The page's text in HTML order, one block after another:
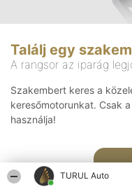
TURUL Auto
Találj egy
A rangsor az iparág
Szakembert keres a
keresőmotorunkat. Csak
használja!